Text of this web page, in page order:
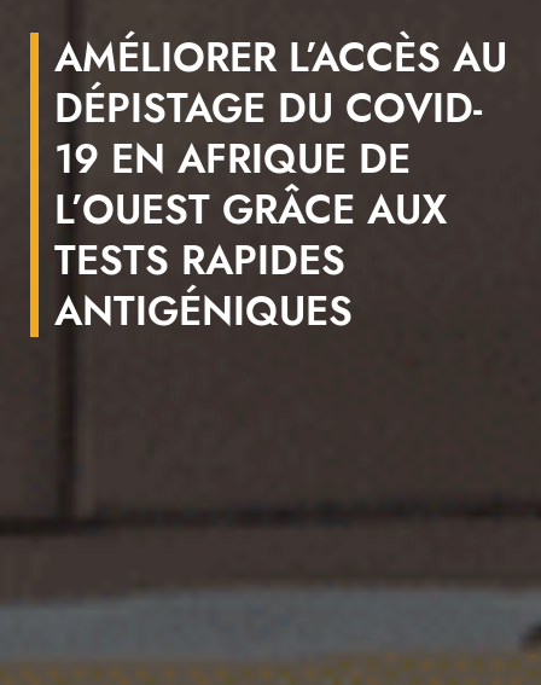
AMÉLIORER L’ACCÈS AU
DÉPISTAGE DU COVID-
19 EN AFRIQUE DE
L’OUEST GRÂCE AUX
TESTS RAPIDES
ANTIGÉNIQUES